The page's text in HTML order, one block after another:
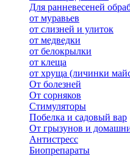
Для ранневесеней
от муравьев
от слизней и улиток
от медведки
от белокрылки
от клеща
от хруща (личинки
От болезней
От сорняков
Стимуляторы
Побелка и садовый вар
От грызунов и
Антистресс
Биопрепараты